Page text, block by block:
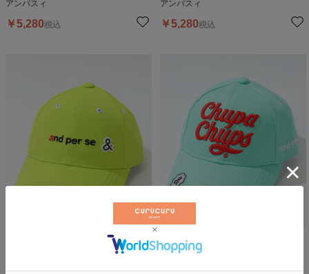
アンパスィ
￥5,280税込
アンパスィ
￥5,280税込
【UV】シンプルロゴキャップ チュッパチャプス キャップ